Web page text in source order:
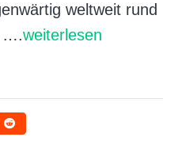
weltweit rund
….weiterlesen